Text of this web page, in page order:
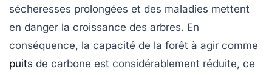
sécheresses prolongées et des maladies mettent
en danger la croissance des arbres. En
conséquence, la capacité de la forêt à agir comme
puits de carbone est considérablement réduite, ce